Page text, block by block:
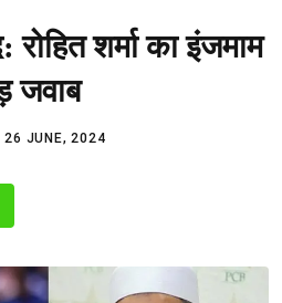
रोहित शर्मा का इंजमाम
जवाब
26 JUNE, 2024